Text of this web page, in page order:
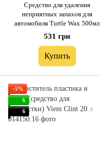
Средство для удаления
неприятных запахов для
автомобиля Turtle Wax 500мл
531 грн
Купить
−5%
6
6